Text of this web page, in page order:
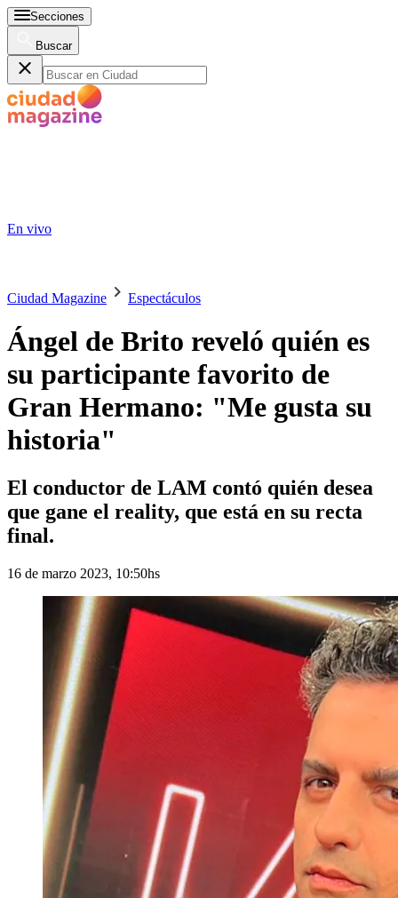
Secciones
Buscar
En vivo
Ciudad Magazine Espectáculos
Ángel de Brito reveló quién es
su participante favorito de
Gran Hermano: "Me gusta su
historia"
El conductor de LAM contó quién desea
que gane el reality, que está en su recta
final.
16 de marzo 2023, 10:50hs